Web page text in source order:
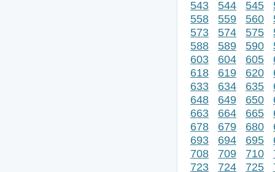
543
544 545
558
559 560
573
574 575
588
589 590
603
604 605
618
619 620
633
634 635
648
649 650
663
664 665
678
679 680
693
694 695
708
709 710
723
724 725